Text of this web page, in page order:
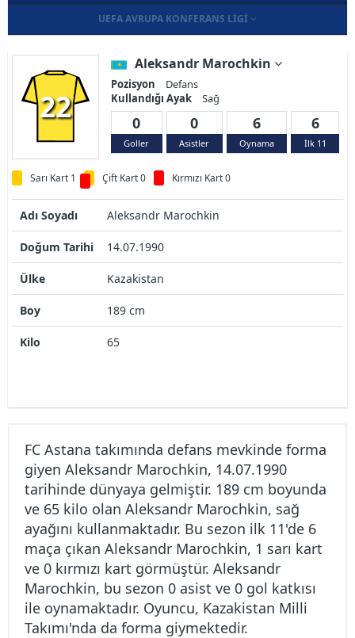
UEFA AVRUPA KONFERANS LIGI
22
Aleksandr Marochkin
Pozisyon
Defans
Kullandığı Ayak
Sağ
0
Goller
0
Asistler
6
Oynama
6
İlk 11
Sarı Kart 1 Çift Kart 0 Kırmızı Kart 0
Adı Soyadı Aleksandr Marochkin
Doğum Tarihi 14.07.1990
Ülke Kazakistan
Boy 189 cm
Kilo 65
FC Astana takımında defans mevkinde forma
giyen Aleksandr Marochkin, 14.07.1990
tarihinde dünyaya gelmiştir. 189 cm boyunda
ve 65 kilo olan Aleksandr Marochkin, sağ
ayağını kullanmaktadır. Bu sezon ilk 11'de 6
maça çıkan Aleksandr Marochkin, 1 sarı kart
ve 0 kırmızı kart görmüştür. Aleksandr
Marochkin, bu sezon 0 asist ve 0 gol katkısı
ile oynamaktadır. Oyuncu, Kazakistan Milli
Takımı'nda da forma giymektedir.